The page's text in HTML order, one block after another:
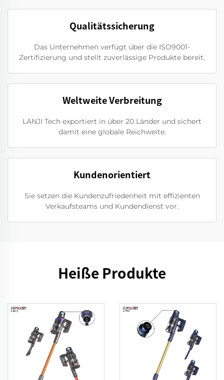
Qualitätssicherung
Das Unternehmen verfügt über die ISO9001-
Zertifizierung und stellt zuverlässige Produkte bereit.
Weltweite Verbreitung
LANJI Tech exportiert in über 20 Länder und sichert
damit eine globale Reichweite.
Kundenorientiert
Sie setzen die Kundenzufriedenheit mit effizienten
Verkaufsteams und Kundendienst vor.
Heiße Produkte